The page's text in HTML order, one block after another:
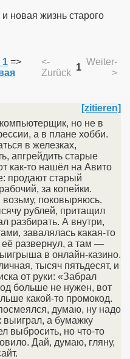
новая жизнь старого
1 =>
<-
Zurück
1
Weiter-
>
[zitieren]
но не в
а в плане хобби.
в железках,
апгрейдить старые
как-то нашёл на Авито
продают старый
за копейки.
поковыряюсь.
рублей, притащил
разбирать. А внутри,
завалялась какая-то
развернул, а там —
в онлайн-казино.
тысяч пятьдесят, и
от руки: «Забрал
больше не нужен, вот
какой-то промокод.
думаю, ну надо
выиграл, а бумажку
выбросить, но что-то
Дай, думаю, гляну,